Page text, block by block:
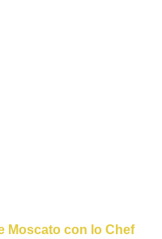
Moscato con lo Chef